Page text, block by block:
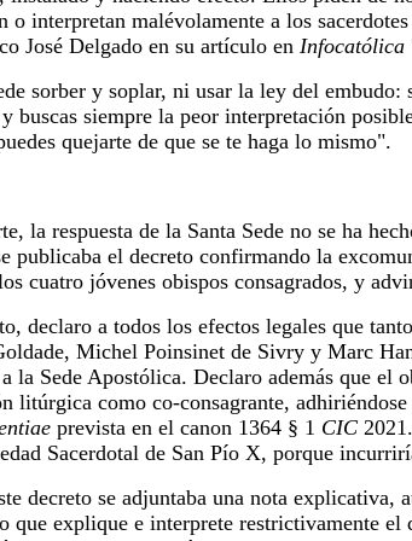
o interpretan malévolamente a los
José Delgado en su artículo en Infocatólica
sorber y soplar, ni usar la ley del
buscas siempre la peor interpretación
quejarte de que se te haga lo mismo".
la respuesta de la Santa Sede no se ha
publicaba el decreto confirmando la
cuatro jóvenes obispos consagrados, y
declaro a todos los efectos legales que
Michel Poinsinet de Sivry y Marc
la Sede Apostólica. Declaro además que
litúrgica como co-consagrante,
prevista en el canon 1364 § 1 CIC
Sacerdotal de San Pío X, porque
decreto se adjuntaba una nota explicativa,
que explique e interprete restrictivamente